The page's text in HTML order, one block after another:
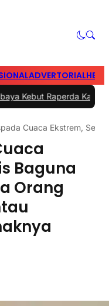
ADVERTORIAL
Kampung Cerdas
Cuaca Ekstrem,
Baguna
Orang